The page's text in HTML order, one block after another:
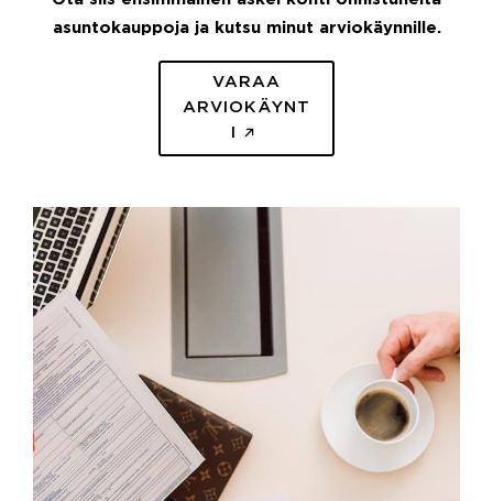
asuntokauppoja ja kutsu minut arviokäynnille.
VARAA
ARVIOKÄYNT